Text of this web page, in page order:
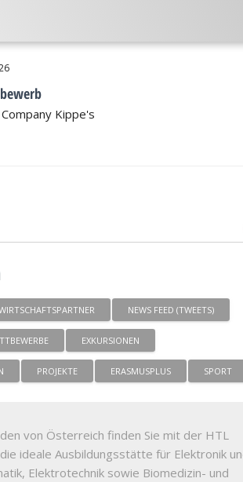
Kippe's
NEWS FEED (TWEETS)
EXKURSIONEN
PROJEKTE ERASMUSPLUS SPORT
von Österreich finden Sie mit der HTL
ideale Ausbildungsstätte für Elektronik
Elektrotechnik sowie Biomedizin- und